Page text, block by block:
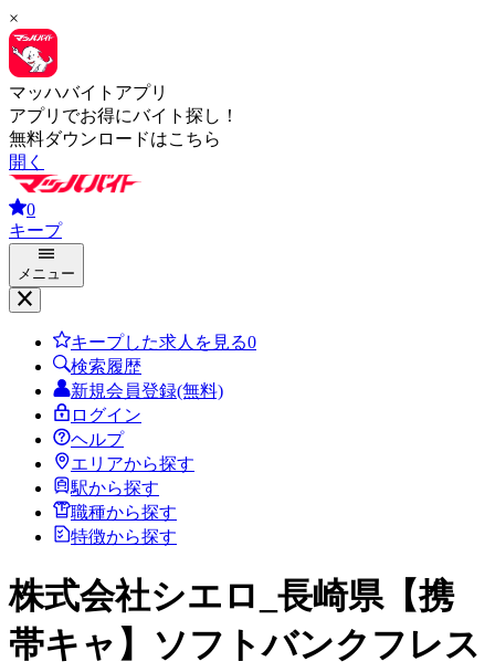
×
マッハバイトアプリ
アプリでお得にバイト探し！
無料ダウンロードはこちら
開く
0
キープ
メニュー
キープした求人を見る0
検索履歴
新規会員登録(無料)
ログイン
ヘルプ
エリアから探す
駅から探す
職種から探す
特徴から探す
株式会社シエロ_長崎県【携
帯キャ】ソフトバンクフレス